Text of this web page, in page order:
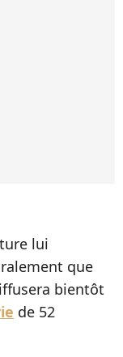
lui
que
bientôt
de 52